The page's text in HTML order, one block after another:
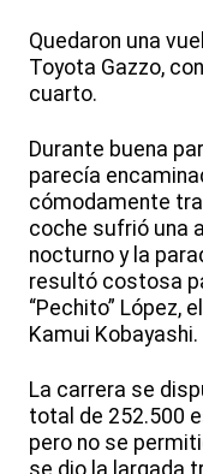
Quedaron una
Toyota Gazzo,
cuarto.
Durante buena
parecía
cómodamente
coche sufrió una
nocturno y la
resultó costosa
“Pechito” López,
Kamui Kobayashi.
La carrera se
total de 252.500
pero no se